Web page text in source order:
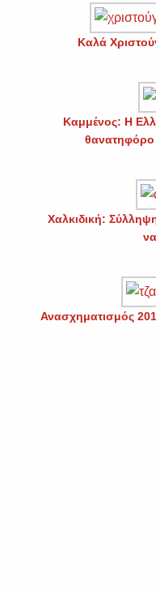
Καλά
Καμμένος: Η
θανατηφόρο
Χαλκιδική:
Ανασχηματισμός